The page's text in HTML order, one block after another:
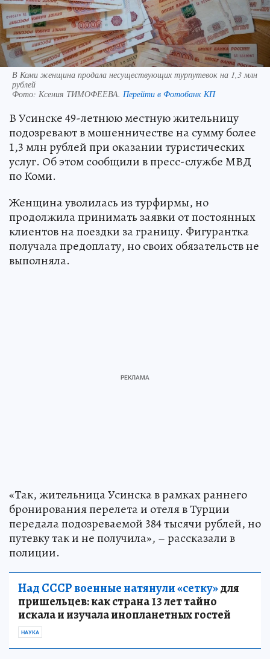
В Коми женщина продала несуществующих турпутевок на 1,3 млн
рублей
Фото: Ксения ТИМОФЕЕВА. Перейти в Фотобанк КП
В Усинске 49-летнюю местную жительницу
подозревают в мошенничестве на сумму более
1,3 млн рублей при оказании туристических
услуг. Об этом сообщили в пресс-службе МВД
по Коми.
Женщина уволилась из турфирмы, но
продолжила принимать заявки от постоянных
клиентов на поездки за границу. Фигурантка
получала предоплату, но своих обязательств не
выполняла.
«Так, жительница Усинска в рамках раннего
бронирования перелета и отеля в Турции
передала подозреваемой 384 тысячи рублей, но
путевку так и не получила», – рассказали в
полиции.
Над СССР военные натянули «сетку»для
пришельцев: как страна 13 лет тайно
искала и изучала инопланетных гостей
НАУКА